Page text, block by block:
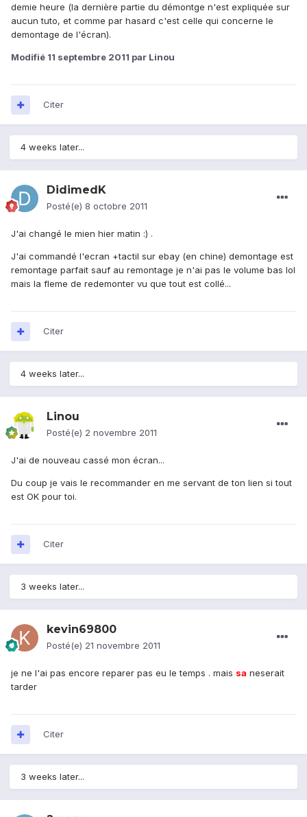
demie heure (la dernière partie du démontge n'est expliquée sur
aucun tuto, et comme par hasard c'est celle qui concerne le
demontage de l'écran).
Modifié 11 septembre 2011 par Linou
Citer
4 weeks later...
DidimedK
Posté(e) 8 octobre 2011
J'ai changé le mien hier matin :) .
J'ai commandé l'ecran +tactil sur ebay (en chine) demontage est
remontage parfait sauf au remontage je n'ai pas le volume bas lol
mais la fleme de redemonter vu que tout est collé...
Citer
4 weeks later...
Linou
Posté(e) 2 novembre 2011
J'ai de nouveau cassé mon écran...
Du coup je vais le recommander en me servant de ton lien si tout
est OK pour toi.
Citer
3 weeks later...
kevin69800
Posté(e) 21 novembre 2011
je ne l'ai pas encore reparer pas eu le temps . mais sa neserait
tarder
Citer
3 weeks later...